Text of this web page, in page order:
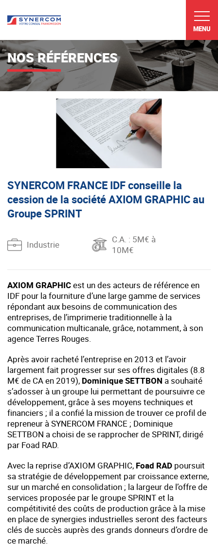
MENU
NOS RÉFÉRENCES
SYNERCOM FRANCE IDF conseille la
cession de la société AXIOM GRAPHIC au
Groupe SPRINT
Industrie C.A. : 5M€ à
10M€
AXIOM GRAPHICest un des acteurs de référence en
IDF pour la fourniture d’une large gamme de services
répondant aux besoins de communication des
entreprises, de l’imprimerie traditionnelle à la
communication multicanale, grâce, notamment, à son
agence Terres Rouges.
Après avoir racheté l’entreprise en 2013 et l’avoir
largement fait progresser sur ses offres digitales (8.8
M€ de CA en 2019), Dominique SETTBON a souhaité
s’adosser à un groupe lui permettant de poursuivre ce
développement, grâce à ses moyens techniques et
financiers ; il a confié la mission de trouver ce profil de
repreneur à SYNERCOM FRANCE ; Dominique
SETTBON a choisi de se rapprocher de SPRINT, dirigé
par Foad RAD.
Avec la reprise d’AXIOM GRAPHIC, Foad RAD poursuit
sa stratégie de développement par croissance externe,
sur un marché en consolidation ; la largeur de l’offre de
services proposée par le groupe SPRINT et la
compétitivité des coûts de production grâce à la mise
en place de synergies industrielles seront des facteurs
clés de succès auprès des grands donneurs d’ordre de
ce marché.